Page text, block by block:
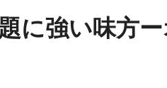
に強い味方